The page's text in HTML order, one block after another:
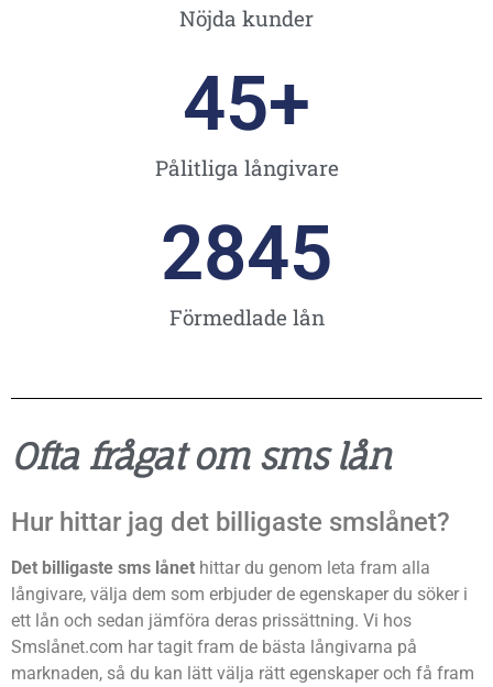
Nöjda kunder
Pålitliga långivare
45+
Förmedlade lån
2845
Ofta frågat om sms lån
Hur hittar jag det billigaste smslånet?
Det billigaste sms lånet hittar du genom leta fram alla
långivare, välja dem som erbjuder de egenskaper du söker i
ett lån och sedan jämföra deras prissättning. Vi hos
Smslånet.com har tagit fram de bästa långivarna på
marknaden, så du kan lätt välja rätt egenskaper och få fram